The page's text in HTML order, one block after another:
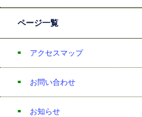
ページ一覧
アクセスマップ
お問い合わせ
お知らせ